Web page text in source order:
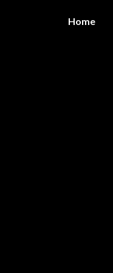
Home